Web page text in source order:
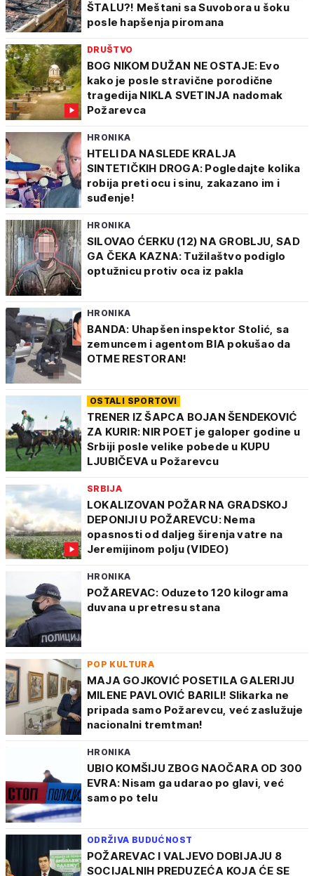
ŠTALU?! Meštani sa Suvobora u šoku
posle hapšenja piromana
DRUŠTVO
BOG NIKOM DUŽAN NE OSTAJE: Evo
kako je posle stravične porodične
tragedija NIKLA SVETINJA nadomak
Požarevca
HRONIKA
HTELI DA NASLEDE KRALJA
SINTETIČKIH DROGA: Pogledajte kolika
robija preti ocu i sinu, zakazano im i
suđenje!
HRONIKA
SILOVAO ĆERKU (12) NA GROBLJU, SAD
GA ČEKA KAZNA: Tužilaštvo podiglo
optužnicu protiv oca iz pakla
HRONIKA
BANDA: Uhapšen inspektor Stolić, sa
zemuncem i agentom BIA pokušao da
OTME RESTORAN!
OSTALI SPORTOVI
TRENER IZ ŠAPCA BOJAN ŠENDEKOVIĆ
ZA KURIR: NIR POET je galoper godine u
Srbiji posle velike pobede u KUPU
LJUBIČEVA u Požarevcu
SRBIJA
LOKALIZOVAN POŽAR NA GRADSKOJ
DEPONIJI U POŽAREVCU: Nema
opasnosti od daljeg širenja vatre na
Jeremijinom polju (VIDEO)
HRONIKA
POŽAREVAC: Oduzeto 120 kilograma
duvana u pretresu stana
POP KULTURA
MAJA GOJKOVIĆ POSETILA GALERIJU
MILENE PAVLOVIĆ BARILI! Slikarka ne
pripada samo Požarevcu, već zaslužuje
nacionalni tremtman!
HRONIKA
UBIO KOMŠIJU ZBOG NAOČARA OD 300
EVRA: Nisam ga udarao po glavi, već
samo po telu
ODRŽIVA BUDUĆNOST
POŽAREVAC I VALJEVO DOBIJAJU 8
SOCIJALNIH PREDUZEĆA KOJA ĆE SE